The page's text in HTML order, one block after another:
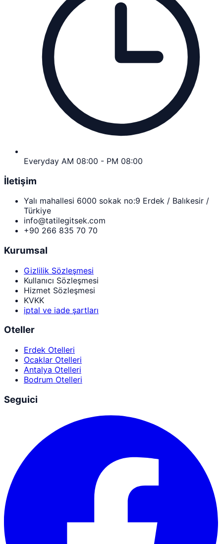
Everyday AM 08:00 - PM 08:00
İletişim
Yalı mahallesi 6000 sokak no:9 Erdek / Balıkesir /
Türkiye
info@tatilegitsek.com
+90 266 835 70 70
Kurumsal
Gizlilik Sözleşmesi
Kullanıcı Sözleşmesi
Hizmet Sözleşmesi
KVKK
iptal ve iade şartları
Oteller
Erdek Otelleri
Ocaklar Otelleri
Antalya Otelleri
Bodrum Otelleri
Seguici